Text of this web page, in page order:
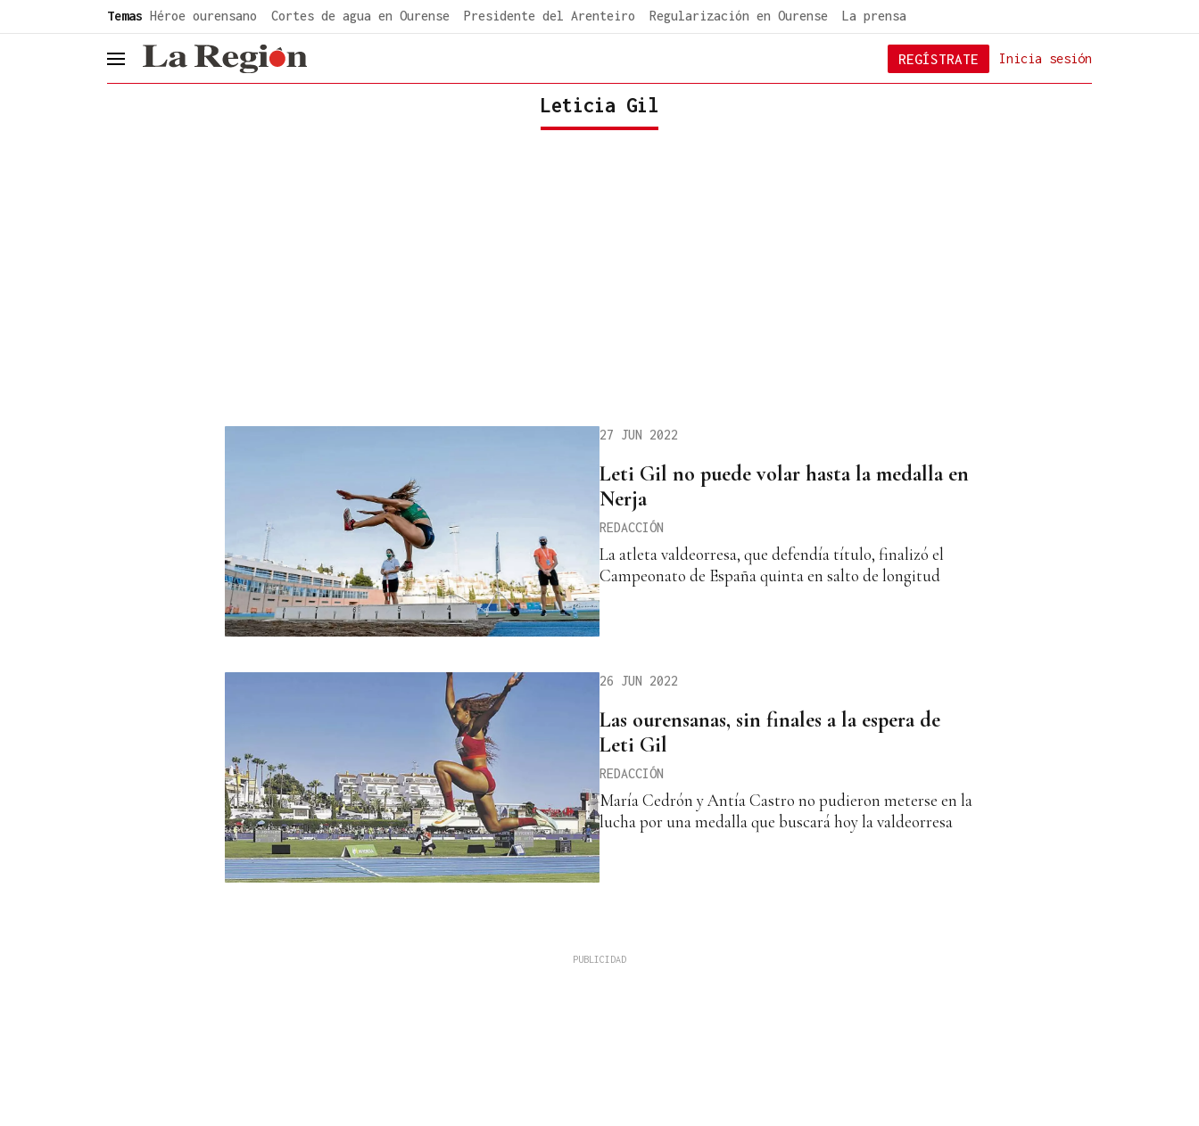
Temas Héroe ourensano Cortes de agua en Ourense Presidente del Arenteiro Regularización en Ourense La prensa
header.menu.open Inicia sesión
REGÍSTRATE
Leticia Gil
27 JUN 2022
Leti Gil no puede volar hasta la medalla en
Nerja
REDACCIÓN
La atleta valdeorresa, que defendía título, finalizó el
Campeonato de España quinta en salto de longitud
26 JUN 2022
Las ourensanas, sin finales a la espera de
Leti Gil
REDACCIÓN
María Cedrón y Antía Castro no pudieron meterse en la
lucha por una medalla que buscará hoy la valdeorresa